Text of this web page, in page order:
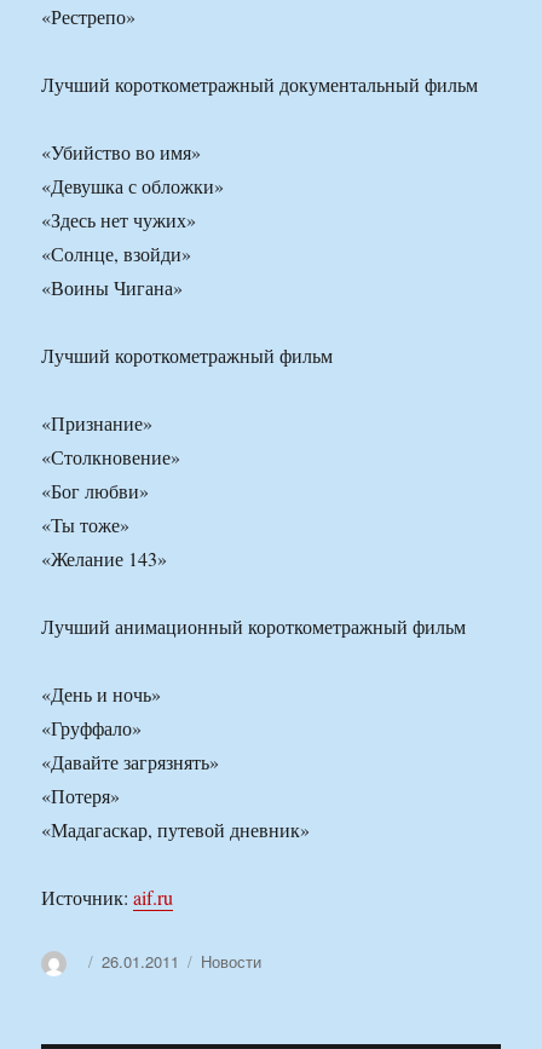
«Рестрепо»
Лучший короткометражный документальный фильм
«Убийство во имя»
«Девушка с обложки»
«Здесь нет чужих»
«Солнце, взойди»
«Воины Чигана»
Лучший короткометражный фильм
«Признание»
«Столкновение»
«Бог любви»
«Ты тоже»
«Желание 143»
Лучший анимационный короткометражный фильм
«День и ночь»
«Груффало»
«Давайте загрязнять»
«Потеря»
«Мадагаскар, путевой дневник»
Источник:aif.ru
АвторОпубликовано
26.01.2011 Рубрики
Новости